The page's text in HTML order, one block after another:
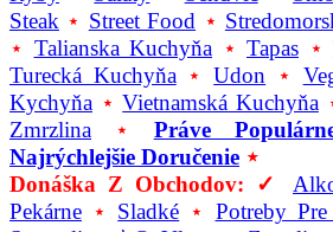
Steak ⋆ Street Food ⋆
⋆ Talianska Kuchyňa ⋆ Tapas ⋆
Turecká Kuchyňa⋆Udon ⋆
Kychyňa ⋆Vietnamská Kuchyňa
Zmrzlina ⋆ Práve
Najrýchlejšie Doručenie ⋆
Donáška Z Obchodov: ✓
Pekárne ⋆ Sladké ⋆ Potreby